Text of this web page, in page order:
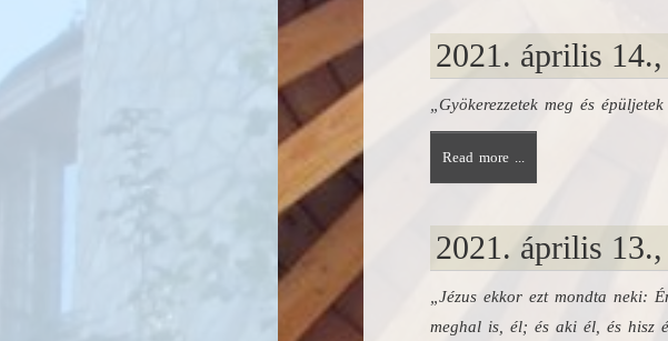
2021. április 14.,
„Gyökerezzetek meg és
Read more ...
2021. április 13.,
„Jézus ekkor ezt mondta neki:
meghal is, él; és aki él, és hisz